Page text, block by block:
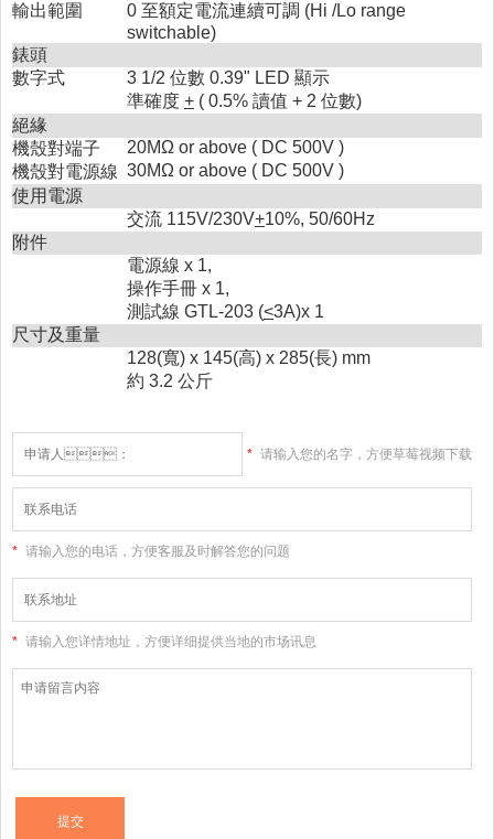
輸出範圍
0 至額定電流連續可調 (Hi /Lo range
switchable)
錶頭
數字式
3 1/2 位數 0.39" LED 顯示
準確度 + ( 0.5% 讀值 + 2 位數)
絕緣
機殼對端子
20MΩ or above ( DC 500V )
機殼對電源線 30MΩ or above ( DC 500V )
使用電源
交流 115V/230V+10%, 50/60Hz
附件
電源線 x 1,
操作手冊 x 1,
測試線 GTL-203 (<3A)x 1
尺寸及重量
128(寬) x 145(高) x 285(長) mm
約 3.2 公斤
* 请输入您的名字，方便草莓视频下载
* 请输入您的电话，方便客服及时解答您的问题
* 请输入您详情地址，方便详细提供当地的市场讯息